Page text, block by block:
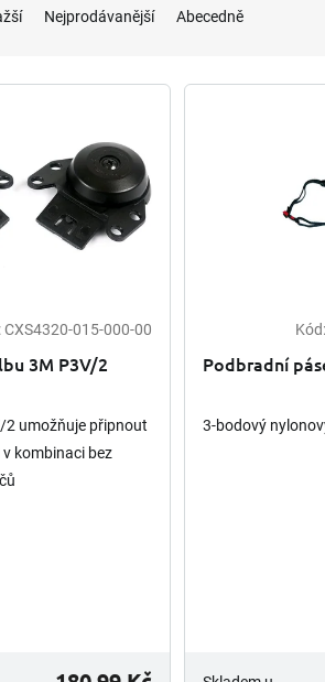
Nejprodávanější Abecedně
CXS4320-015-000-00
3M P3V/2
2 umožňuje připnout
kombinaci bez
Kód:
Podbradní
3-bodový